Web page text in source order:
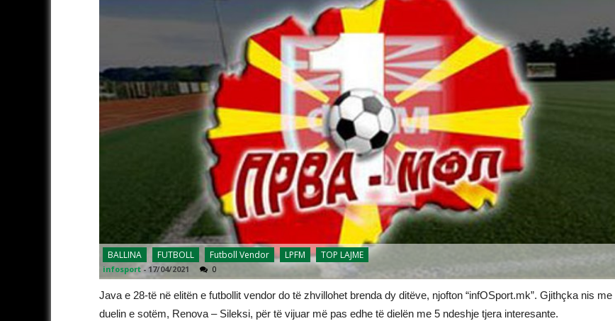
BALLINA FUTBOLL Futboll Vendor LPFM TOP LAJME
infosport - 17/04/2021 0
Java e 28-të në elitën e futbollit vendor do të zhvillohet brenda dy ditëve, njofton “infOSport.mk”. Gjithçka nis me
duelin e sotëm, Renova – Sileksi, për të vijuar më pas edhe të dielën me 5 ndeshje tjera interesante.